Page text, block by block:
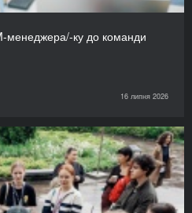
менеджера/-ку до команди
16 липня 2026